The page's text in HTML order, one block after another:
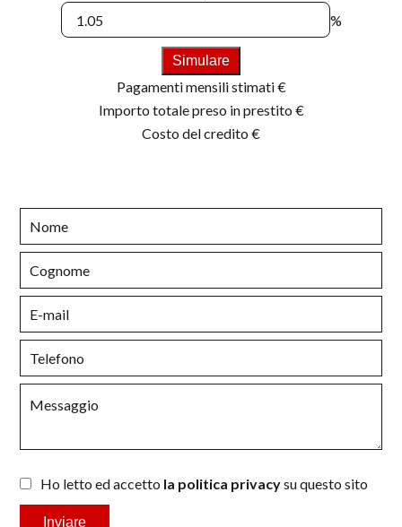
%
Simulare
Pagamenti mensili stimati€
Importo totale preso in prestito €
Costo del credito €
Ho letto ed accetto la politica privacysu questo sito
Inviare